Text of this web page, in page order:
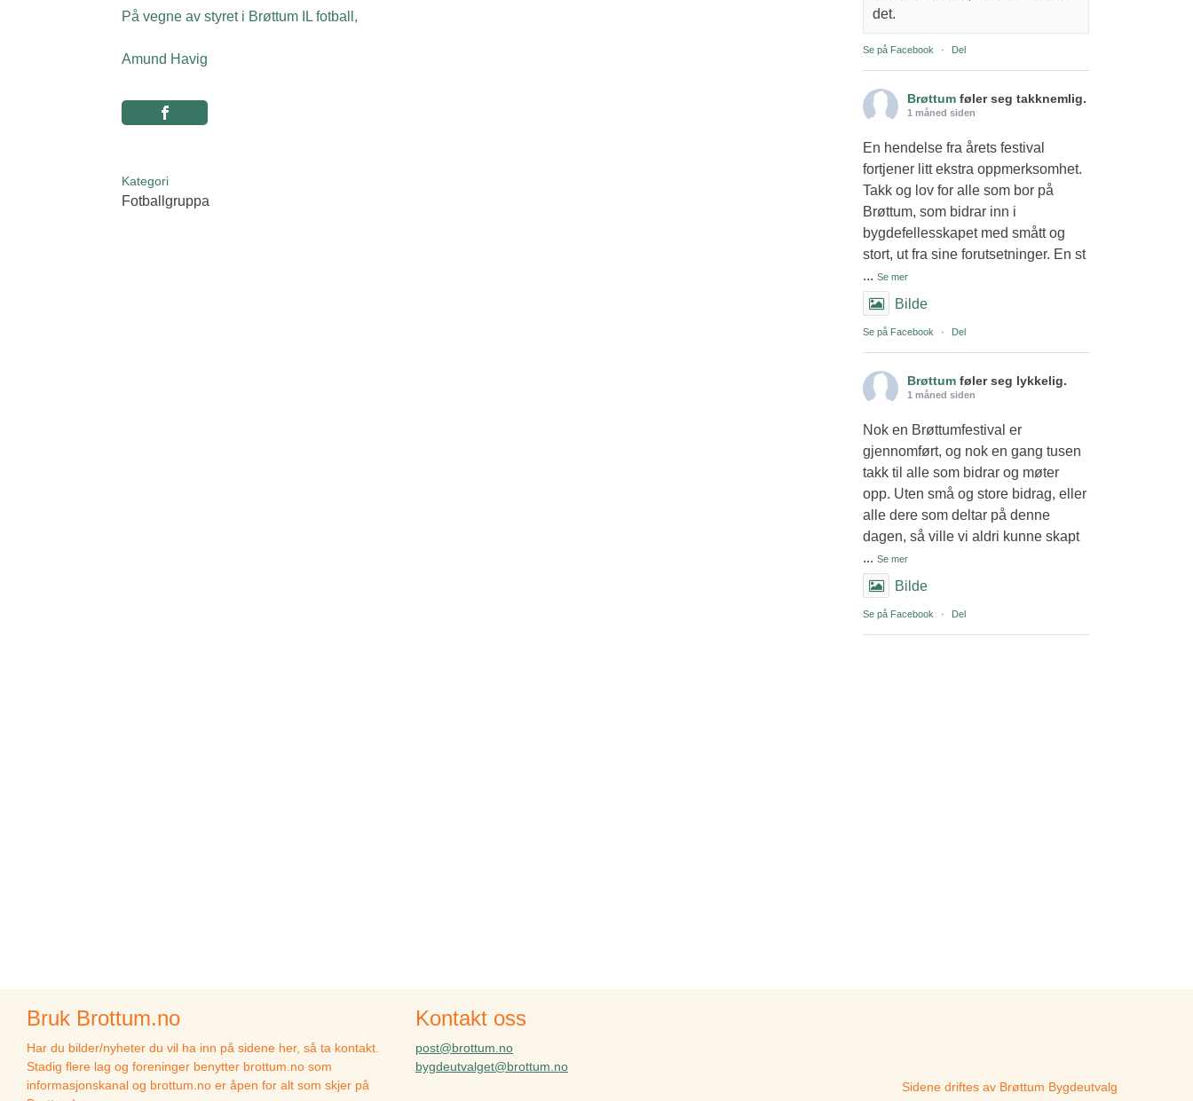
På vegne av styret i Brøttum IL fotball,
Amund Havig
Kategori
Fotballgruppa
det.
Se på Facebook · Del
Brøttum føler seg takknemlig.
1 måned siden
En hendelse fra årets festival
fortjener litt ekstra oppmerksomhet.
Takk og lov for alle som bor på
Brøttum, som bidrar inn i
bygdefellesskapet med smått og
stort, ut fra sine forutsetninger. En st
... Se mer
Bilde
Se på Facebook · Del
Brøttum føler seg lykkelig.
1 måned siden
Nok en Brøttumfestival er
gjennomført, og nok en gang tusen
takk til alle som bidrar og møter
opp. Uten små og store bidrag, eller
alle dere som deltar på denne
dagen, så ville vi aldri kunne skapt
... Se mer
Bilde
Se på Facebook · Del
Bruk Brottum.no
Har du bilder/nyheter du vil ha inn på sidene her, så ta kontakt.
Stadig flere lag og foreninger benytter brottum.no som
informasjonskanal og brottum.no er åpen for alt som skjer på
Kontakt oss
post@brottum.no
bygdeutvalget@brottum.no
Sidene driftes av Brøttum Bygdeutvalg